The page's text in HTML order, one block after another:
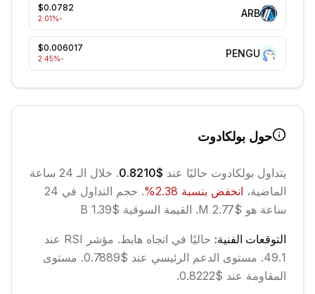
ARB
$0.0782
-2.01
%
PENGU
$0.006017
-2.45
%
حول بولكادوت
يتداول بولكادوت حاليًا عند $0.8210
. خلال الـ 24 ساعة
الماضية، انخفض بنسبة 2.38
%
.
حجم التداول في 24
ساعة هو $2.77 M.
القيمة السوقية $1.39 B
التوقعات الفنية: حاليًا في اتجاه هابط.
مؤشر RSI عند
49.1. مستوى الدعم الرئيسي عند $0.7889.
مستوى
المقاومة عند $0.8222.